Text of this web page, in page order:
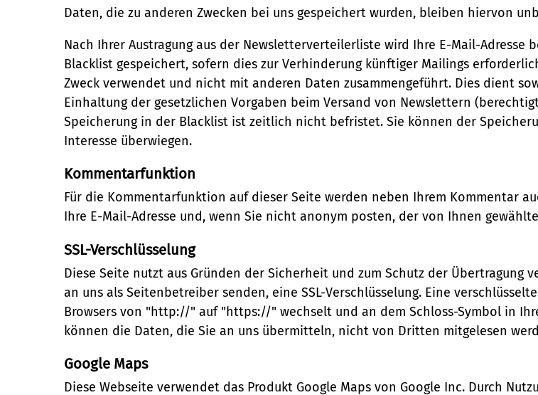
Daten, die zu anderen Zwecken bei uns gespeichert wurden, bleiben hiervon
Nach Ihrer Austragung aus der Newsletterverteilerliste wird Ihre E-Mail-
Blacklist gespeichert, sofern dies zur Verhinderung künftiger Mailings
Zweck verwendet und nicht mit anderen Daten zusammengeführt. Dies dient
Einhaltung der gesetzlichen Vorgaben beim Versand von Newslettern
Speicherung in der Blacklist ist zeitlich nicht befristet. Sie können der
Interesse überwiegen.
Kommentarfunktion
Für die Kommentarfunktion auf dieser Seite werden neben Ihrem Kommentar
Ihre E-Mail-Adresse und, wenn Sie nicht anonym posten, der von Ihnen
SSL-Verschlüsselung
Diese Seite nutzt aus Gründen der Sicherheit und zum Schutz der Übertragung
an uns als Seitenbetreiber senden, eine SSL-Verschlüsselung. Eine
Browsers von "http://" auf "https://" wechselt und an dem Schloss-Symbol in
können die Daten, die Sie an uns übermitteln, nicht von Dritten mitgelesen
Google Maps
Diese Webseite verwendet das Produkt Google Maps von Google Inc. Durch